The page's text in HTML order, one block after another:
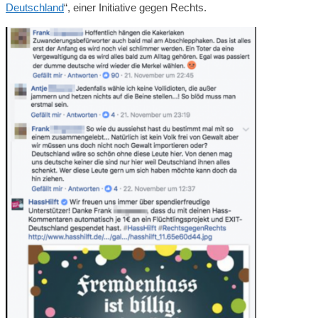
Deutschland“, einer Initiative gegen Rechts.